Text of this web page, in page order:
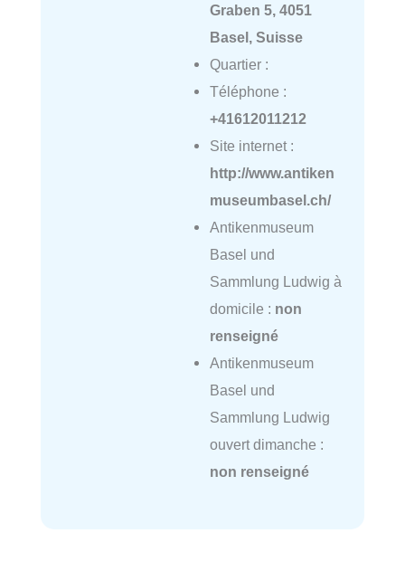
Graben 5, 4051
Basel, Suisse
Quartier :
Téléphone :
+41612011212
Site internet :
http://www.antiken
museumbasel.ch/
Antikenmuseum
Basel und
Sammlung Ludwig à
domicile : non
renseigné
Antikenmuseum
Basel und
Sammlung Ludwig
ouvert dimanche :
non renseigné